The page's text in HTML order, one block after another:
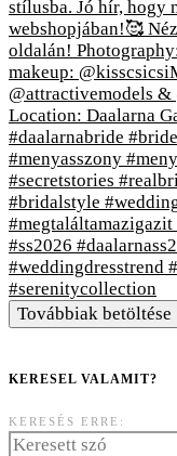
Továbbiak betöltése
KERESEL VALAMIT?
KERESÉS ERRE: